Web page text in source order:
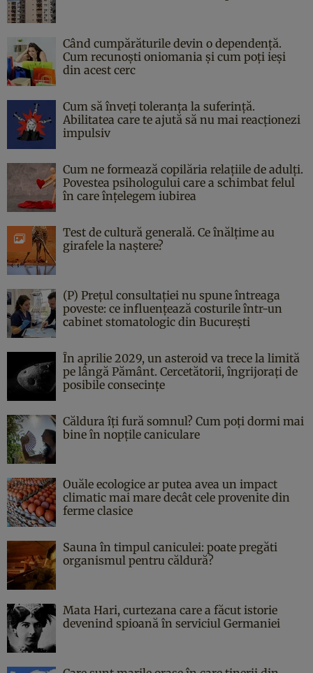
Când cumpărăturile devin o dependență.
Cum recunoști oniomania și cum poți ieși
din acest cerc
Cum să înveți toleranța la suferință.
Abilitatea care te ajută să nu mai reacționezi
impulsiv
Cum ne formează copilăria relațiile de adulți.
Povestea psihologului care a schimbat felul
în care înțelegem iubirea
Test de cultură generală. Ce înălțime au
girafele la naștere?
(P) Prețul consultației nu spune întreaga
poveste: ce influențează costurile într-un
cabinet stomatologic din București
În aprilie 2029, un asteroid va trece la limită
pe lângă Pământ. Cercetătorii, îngrijorați de
posibile consecințe
Căldura îți fură somnul? Cum poți dormi mai
bine în nopțile caniculare
Ouăle ecologice ar putea avea un impact
climatic mai mare decât cele provenite din
ferme clasice
Sauna în timpul caniculei: poate pregăti
organismul pentru căldură?
Mata Hari, curtezana care a făcut istorie
devenind spioană în serviciul Germaniei